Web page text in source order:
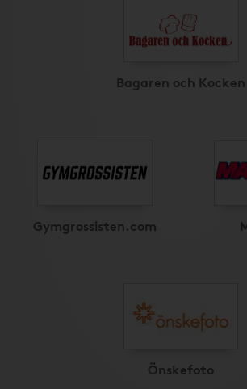
Bagaren och Kocken
Gymgrossisten.com
Önskefoto